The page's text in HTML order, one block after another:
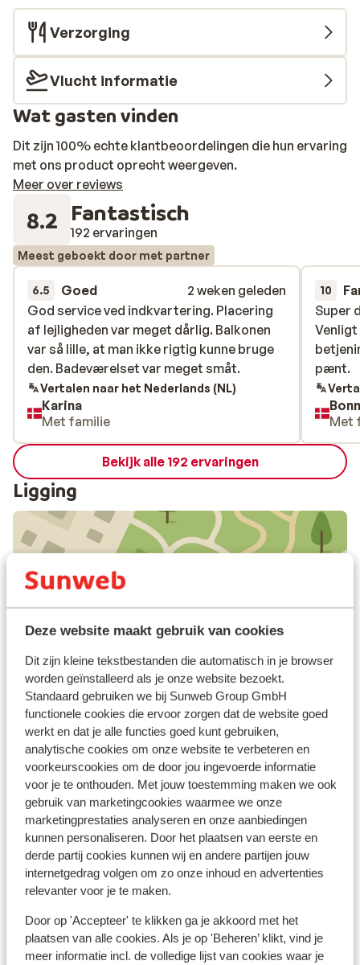
Deze website maakt gebruik van cookies
Dit zijn kleine tekstbestanden die automatisch in je browser
worden geïnstalleerd als je onze website bezoekt.
Standaard gebruiken we bij Sunweb Group GmbH
functionele cookies die ervoor zorgen dat de website goed
werkt en dat je alle functies goed kunt gebruiken,
analytische cookies om onze website te verbeteren en
voorkeurscookies om de door jou ingevoerde informatie
voor je te onthouden. Met jouw toestemming maken we ook
gebruik van marketingcookies waarmee we onze
marketingprestaties analyseren en onze aanbiedingen
kunnen personaliseren. Door het plaatsen van eerste en
derde partij cookies kunnen wij en andere partijen jouw
internetgedrag volgen om zo onze inhoud en advertenties
relevanter voor je te maken.
Door op 'Accepteer' te klikken ga je akkoord met het
plaatsen van alle cookies. Als je op 'Beheren’ klikt, vind je
meer informatie incl. de volledige lijst van cookies waar je
Verzorging
Vlucht informatie
Wat gasten vinden
Dit zijn 100% echte klantbeoordelingen die hun ervaring
met ons product oprecht weergeven.
Meer over reviews
8.2 Fantastisch
192 ervaringen
Meest geboekt door met partner
6.5 Goed
2 weken geleden
God service ved indkvartering. Placering
af lejligheden var meget dårlig. Balkonen
var så lille, at man ikke rigtig kunne bruge
den. Badeværelset var meget småt.
God service ved indkvartering. Placering
af lejligheden var meget dårlig. Balkonen
var så lille, at man ikke rigtig kunne bruge
den. Badeværelset var meget småt.
Vertalen naar het Nederlands (NL)
Karina
Met familie
10
Super
pænt.
Super
pænt.
Met
Bekijk alle 192 ervaringen
Ligging
In de buurt
Aan het strand (zandstrand, ligstoelen (gratis) ,
parasol (gratis) )
Centrum: 3000 m
Barstreet: 3150 m
Aan de boulevard
Bushalte: 25 m
Winkels: 1000 m
Restaurant: 25 m
Ook interessant voor jou